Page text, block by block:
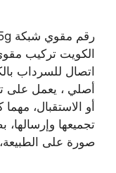
الكويت تركيب
اتصال للسرداب
أصلي ، يعمل على
أو الاستقبال،
تجميعها
صورة على